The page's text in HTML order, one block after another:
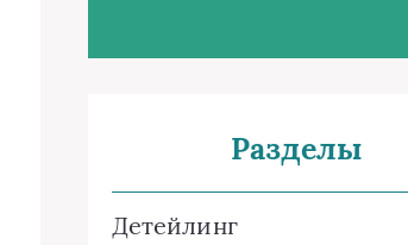
Разделы
Детейлинг